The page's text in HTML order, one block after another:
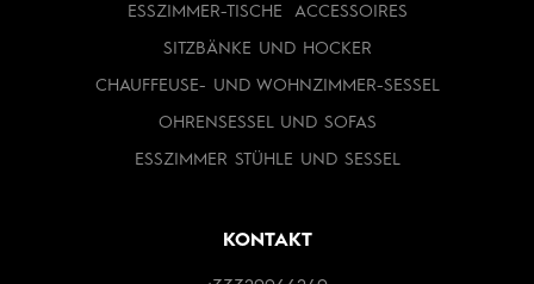
ESSZIMMER-TISCHE ACCESSOIRES
SITZBÄNKE UND HOCKER
CHAUFFEUSE- UND WOHNZIMMER-SESSEL
OHRENSESSEL UND SOFAS
ESSZIMMER STÜHLE UND SESSEL
KONTAKT